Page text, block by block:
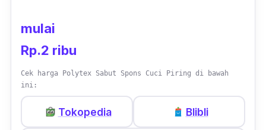
mulai
Rp.2 ribu
Cek harga Polytex Sabut Spons Cuci Piring di bawah
ini:
Tokopedia Blibli